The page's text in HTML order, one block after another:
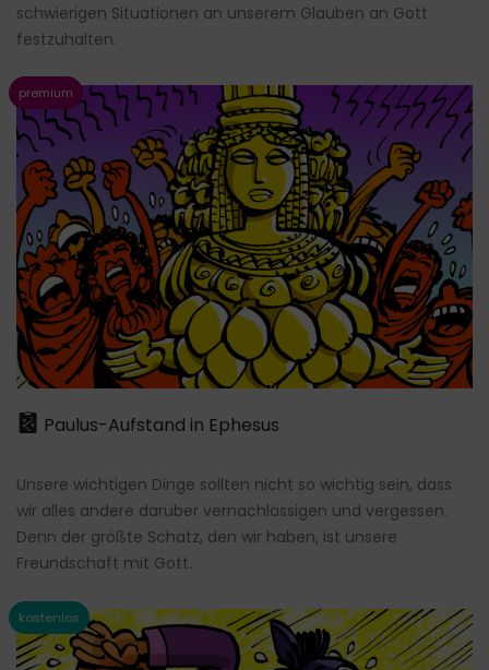
schwierigen Situationen an unserem Glauben an Gott
festzuhalten.
Paulus-Aufstand in Ephesus
Unsere wichtigen Dinge sollten nicht so wichtig sein, dass
wir alles andere darüber vernachlässigen und vergessen.
Denn der größte Schatz, den wir haben, ist unsere
Freundschaft mit Gott.